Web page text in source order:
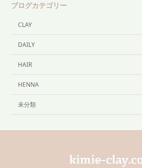
ブログカテゴリー
CLAY
DAILY
HAIR
HENNA
未分類